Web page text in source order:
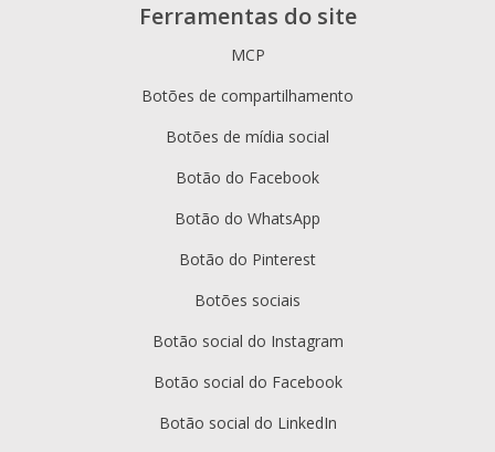
Ferramentas do site
MCP
Botões de compartilhamento
Botões de mídia social
Botão do Facebook
Botão do WhatsApp
Botão do Pinterest
Botões sociais
Botão social do Instagram
Botão social do Facebook
Botão social do LinkedIn